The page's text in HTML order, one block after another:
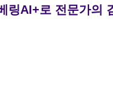
링AI+로 전문가의